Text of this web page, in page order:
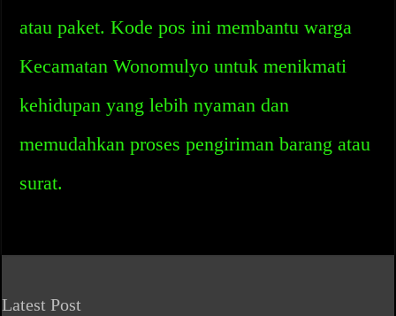
atau paket. Kode pos ini membantu warga
Kecamatan Wonomulyo untuk menikmati
kehidupan yang lebih nyaman dan
memudahkan proses pengiriman barang atau
surat.
Latest Post